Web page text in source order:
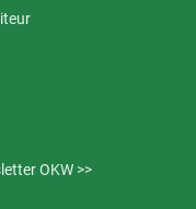
OKW >>